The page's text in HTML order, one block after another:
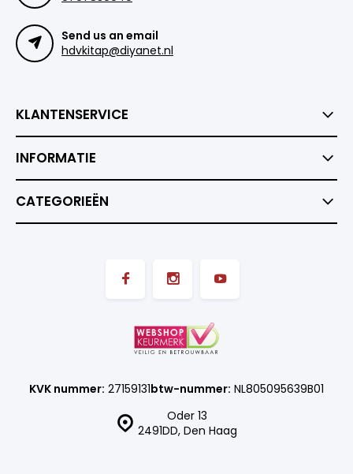
Send us an email
hdvkitap@diyanet.nl
KLANTENSERVICE
INFORMATIE
CATEGORIEËN
Oder 13
2491DD, Den Haag
KVK nummer: 27159131btw-nummer: NL805095639B01